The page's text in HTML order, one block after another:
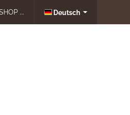
... Deutsch